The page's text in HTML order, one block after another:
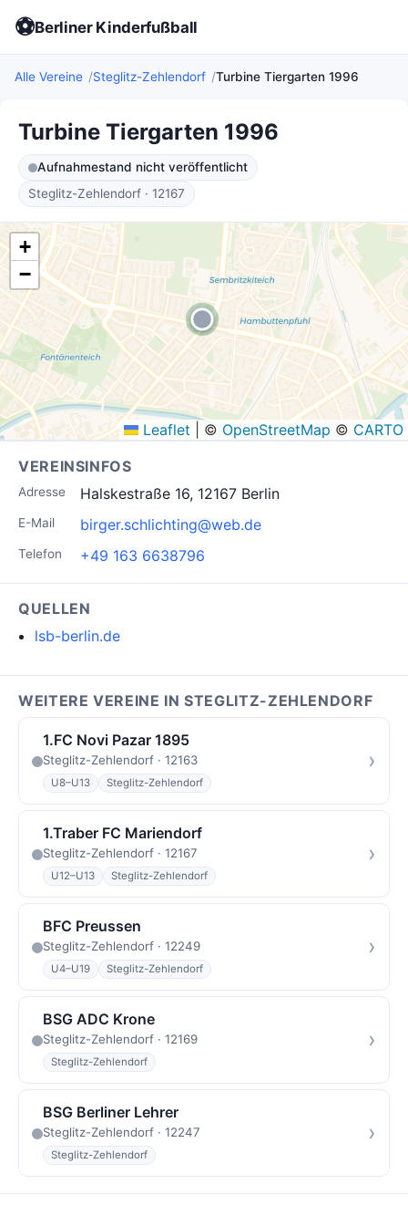
⚽Berliner Kinderfußball
Alle Vereine Steglitz-Zehlendorf Turbine Tiergarten 1996
Turbine Tiergarten 1996
Aufnahmestand nicht veröffentlicht
Steglitz-Zehlendorf · 12167
+
−
Leaflet © OpenStreetMap © CARTO
VEREINSINFOS
Adresse Halskestraße 16, 12167 Berlin
E-Mail birger.schlichting@web.de
Telefon +49 163 6638796
QUELLEN
lsb-berlin.de
WEITERE VEREINE IN STEGLITZ-ZEHLENDORF
1.FC Novi Pazar 1895
Steglitz-Zehlendorf · 12163
U8–U13 Steglitz-Zehlendorf
›
1.Traber FC Mariendorf
Steglitz-Zehlendorf · 12167
U12–U13 Steglitz-Zehlendorf
›
BFC Preussen
Steglitz-Zehlendorf · 12249
U4–U19 Steglitz-Zehlendorf
›
BSG ADC Krone
Steglitz-Zehlendorf · 12169
Steglitz-Zehlendorf
›
BSG Berliner Lehrer
Steglitz-Zehlendorf · 12247
Steglitz-Zehlendorf
›